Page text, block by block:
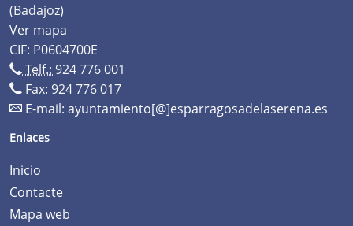
(Badajoz)
Ver mapa
CIF: P0604700E
Telf.: 924 776 001
Fax: 924 776 017
E-mail: ayuntamiento[@]esparragosadelaserena.es
Enlaces
Inicio
Contacte
Mapa web